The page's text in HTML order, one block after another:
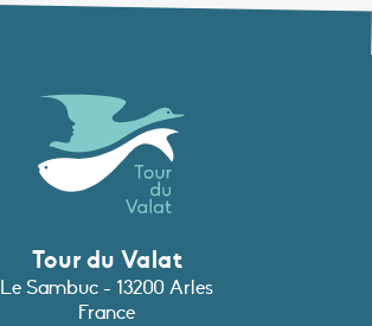
Tour du Valat
Le Sambuc - 13200 Arles
France